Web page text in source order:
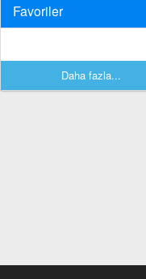
Favoriler
Daha fazla...